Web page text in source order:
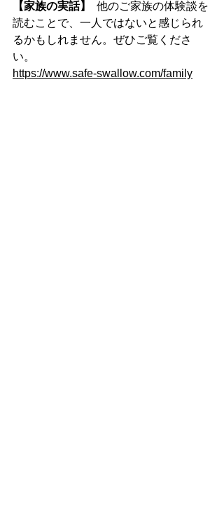
【家族の実話】
他のご家族の体験談を
読むことで、一人ではないと感じられ
るかもしれません。ぜひご覧くださ
い。
https://www.safe-swallow.com/family